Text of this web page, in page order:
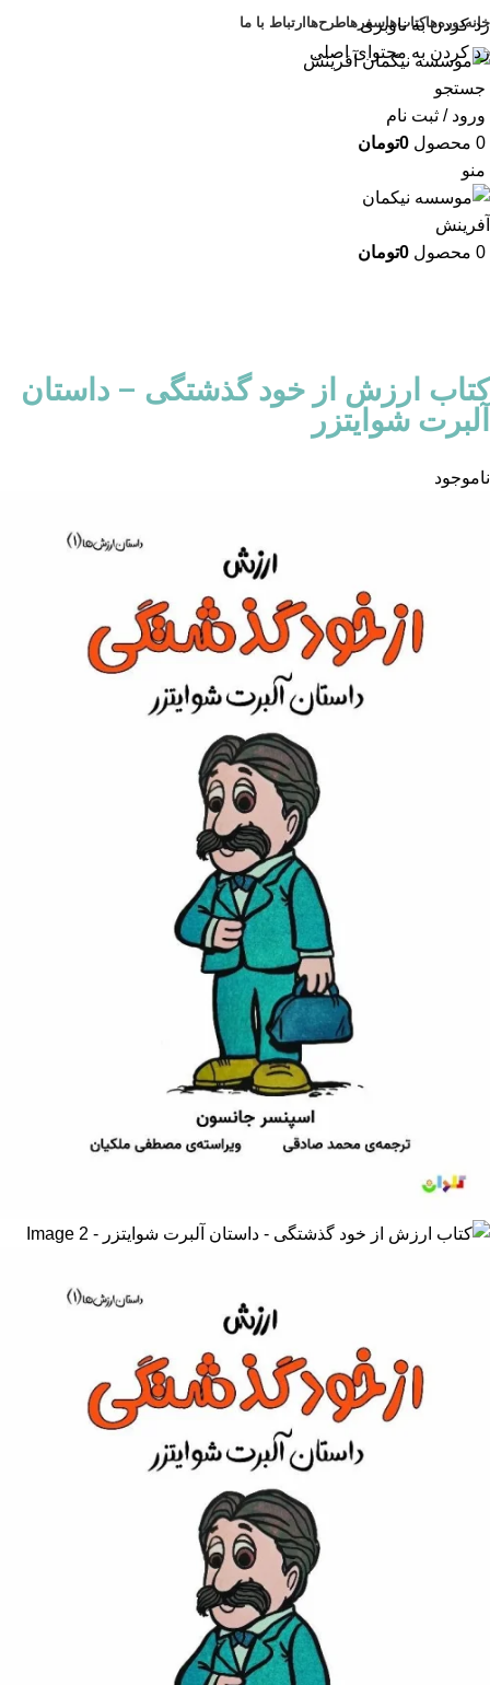
رد کردن به ناوبری
رد کردن به محتوای اصلی
خانهدوره‌هاکتاب‌هاسفرهاطرح‌ها ارتباط با ما
جستجو
ورود / ثبت نام
0 محصول 0تومان
منو
0 محصول 0تومان
کتاب ارزش از خود گذشتگی – داستان
آلبرت شوایتزر
ناموجود